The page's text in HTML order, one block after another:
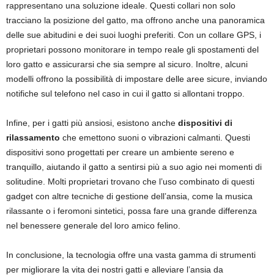
rappresentano una soluzione ideale. Questi collari non solo
tracciano la posizione del gatto, ma offrono anche una panoramica
delle sue abitudini e dei suoi luoghi preferiti. Con un collare GPS, i
proprietari possono monitorare in tempo reale gli spostamenti del
loro gatto e assicurarsi che sia sempre al sicuro. Inoltre, alcuni
modelli offrono la possibilità di impostare delle aree sicure, inviando
notifiche sul telefono nel caso in cui il gatto si allontani troppo.
Infine, per i gatti più ansiosi, esistono anche dispositivi di
rilassamento che emettono suoni o vibrazioni calmanti. Questi
dispositivi sono progettati per creare un ambiente sereno e
tranquillo, aiutando il gatto a sentirsi più a suo agio nei momenti di
solitudine. Molti proprietari trovano che l’uso combinato di questi
gadget con altre tecniche di gestione dell’ansia, come la musica
rilassante o i feromoni sintetici, possa fare una grande differenza
nel benessere generale del loro amico felino.
In conclusione, la tecnologia offre una vasta gamma di strumenti
per migliorare la vita dei nostri gatti e alleviare l’ansia da